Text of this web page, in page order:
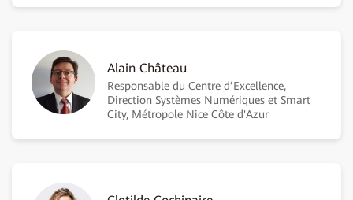
Alain Château
Responsable du Centre d’Excellence,
Direction Systèmes Numériques et Smart
City, Métropole Nice Côte d'Azur